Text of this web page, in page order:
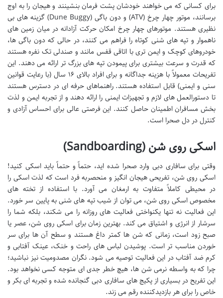
برای کسانی که می خواهند خودشان پشت فرمان بنشینند و هیجان را به اوج
برسانند، موتور چهار چرخ (ATV) و دون باگی (Dune Buggy) گزینه های بی
نظیری هستند. موتورهای چهار چرخ امکان حرکت آزادانه در میان زمین های
ناهموار و تپه های شنی کوتاه را فراهم می کنند، در حالی که دون باگی ها،
خودروهای کوچک و ایمن تری با اتاقی قفس مانند و صندلی تک نفره هستند
که قدرت و سرعت بیشتری برای پیمودن تپه های بزرگ تر ارائه می دهند. این
تفریحات معمولاً با هزینه جداگانه و برای افراد بالای ۱۶ سال (با رعایت قوانین
سنی و ایمنی) قابل استفاده هستند. راهنماهای حرفه ای در دسترس هستند
تا دستورالعمل های لازم و تجهیزات ایمنی را ارائه دهند و از تجربه ایمن و لذت
بخش مسافران اطمینان حاصل کنند. این فرصتی عالی برای احساس آزادی و
کنترل در دل صحرا است.
اسکی روی شن (Sandboarding)
وقتی برای سافاری دبی وارد صحرا شده اید، حتماً و حتماً باید اسکی کنید!
اسکی روی شن، تفریحی هیجان انگیز و منحصربه فرد است که لذت اسکی را
در محیطی کاملاً متفاوت به ارمغان می آورد. با استفاده از تخته های
مخصوص اسکی روی شن، می توان از شیب تپه های شنی به پایین سر خورد.
این فعالیت نه تنها یکنواختی فعالیت های روزانه را می شکند، بلکه شما را
سرشار از انرژی و اشتیاق می کند. بهترین زمان برای اسکی روی شن، عصر یا
صبح زود است، زمانی که شن ها کمتر داغ هستند و سطح آن ها برای سر
خوردن مناسب تر است. پوشیدن لباس های راحت و خنک، عینک آفتابی و
کرم ضد آفتاب در این فعالیت توصیه می شود. نگران مصدومیت نیز نباشید؛
چرا که به واسطه نرمی شن ها، هیچ خطر جدی ای متوجه کسی نخواهد بود.
این تفریح در بسیاری از پکیج های سافاری دبی گنجانده شده و تجربه ای بکر و
خاص را برای هر بازدیدکننده رقم می زند.